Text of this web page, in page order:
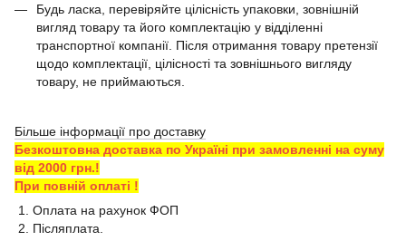
Будь ласка, перевіряйте цілісність упаковки, зовнішній
вигляд товару та його комплектацію у відділенні
транспортної компанії. Після отримання товару претензії
щодо комплектації, цілісності та зовнішнього вигляду
товару, не приймаються.
Більше інформації про доставку
Безкоштовна доставка по Україні при замовленні на суму
від 2000 грн.!
При повній оплаті !
1. Оплата на рахунок ФОП
2. Післяплата.